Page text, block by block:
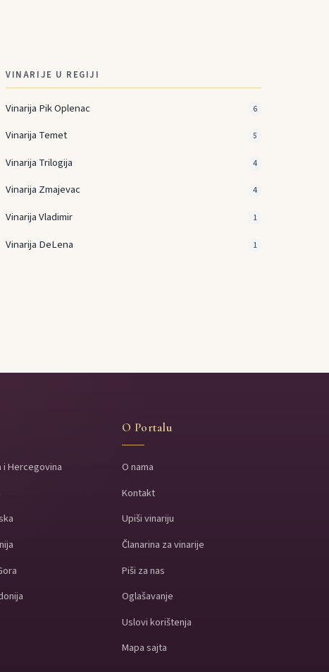
VINARIJE U REGIJI
Vinarija Pik Oplenac 6
Vinarija Temet 5
Vinarija Trilogija 4
Vinarija Zmajevac 4
Vinarija Vladimir 1
Vinarija DeLena 1
Hercegovina
O Portalu
O nama
Kontakt
Upiši vinariju
Članarina za vinarije
Piši za nas
Oglašavanje
Uslovi korištenja
Mapa sajta